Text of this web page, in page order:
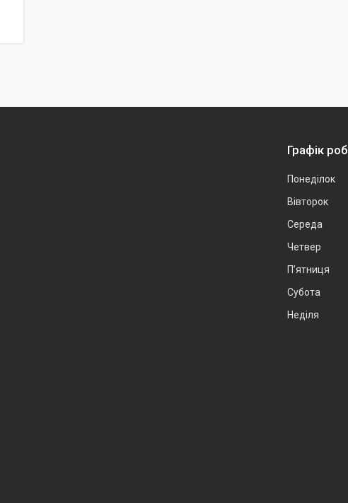
Графік
Понеділок
Вівторок
Середа
Четвер
Пʼятниця
Субота
Неділя